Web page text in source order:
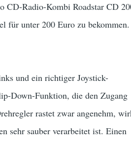
CD-Radio-Kombi Roadstar CD
unter 200 Euro zu bekommen.
und ein richtiger Joystick-
Down-Funktion, die den Zugang
rastet zwar angenehm,
sehr sauber verarbeitet ist. Einen